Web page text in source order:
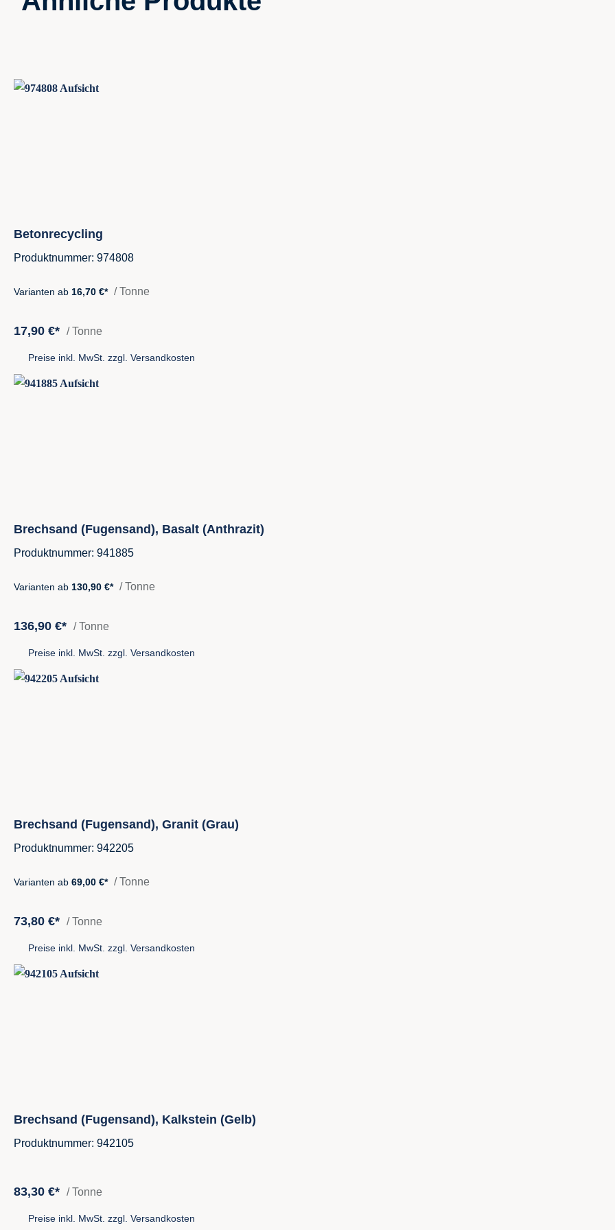
Produktgalerie überspringen
Betonrecycling
Produktnummer: 974808
Varianten ab 16,70 €* / Tonne
17,90 €* / Tonne
Preise inkl. MwSt. zzgl. Versandkosten
Brechsand (Fugensand), Basalt (Anthrazit)
Produktnummer: 941885
Varianten ab 130,90 €* / Tonne
136,90 €* / Tonne
Preise inkl. MwSt. zzgl. Versandkosten
Brechsand (Fugensand), Granit (Grau)
Produktnummer: 942205
Varianten ab 69,00 €* / Tonne
73,80 €* / Tonne
Preise inkl. MwSt. zzgl. Versandkosten
Brechsand (Fugensand), Kalkstein (Gelb)
Produktnummer: 942105
83,30 €* / Tonne
Preise inkl. MwSt. zzgl. Versandkosten